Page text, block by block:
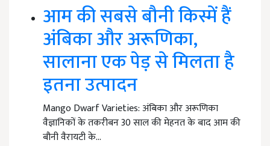
आम की सबसे बौनी किस्में हैं
अंबिका और अरूणिका,
सालाना एक पेड़ से मिलता है
इतना उत्पादन
Mango Dwarf Varieties: अंबिका और अरूणिका
वैज्ञानिकों के तकरीबन 30 साल की मेहनत के बाद आम की
बौनी वैरायटी के…